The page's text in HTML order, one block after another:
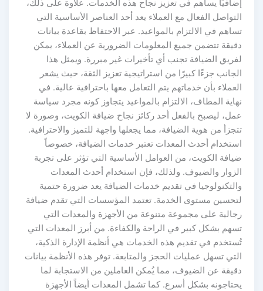
إضافيًا يساهم في تعزيز نجاح هذه الخدمات. علاوة على ذلك،
التواصل الفعال مع العملاء يعد أحد العناصر الأساسية التي
تساهم في الالتزام بالمواعيد. عبر الاحتفاظ بقاعدة بيانات
دقيقة تتضمن جميع المعلومات الضرورية عن العملاء، يمكن
لفريق الضيافة تجنب أي تأخيرات غير مبررة. ويمثل هذا
الجانب جزءًا كبيرًا من استراتيجية تعزيز الثقة، حيث يشعر
العملاء بأن خدماتهم يتم التعامل معها باحترافية عالية. في
نهاية المطاف، الالتزام بالمواعيد يتجاوز كونه مجرد سياسة
عمل، ليصبح بالفعل أحد ركائز نجاح ضيافة الكويت، وصورة لا
تتجزأ من هوية الضيافة، مما يجعلها واجهة للتميز والاحترافية.
استخدام أحدث المعدات تعتبر خدمات الضيافة، خصوصاً
ضيافة الكويت، من العوامل الأساسية التي تؤثر على تجربة
الزوار والضيوف. ولذلك، فإن استخدام أحدث المعدات
والتكنولوجيا في تقديم خدمات الضيافة يعد ضرورة حتمية
لتحسين مستوى الخدمة. تعتمد المؤسسات التي تقدم ضيافة
رجالية على مجموعة متنوعة من الأجهزة والمعدات التي
تسهم بشكل كبير في الراحة والكفاءة. من أبرز المعدات التي
تُستخدم في تقديم هذه الخدمات هي أنظمة الإدارة الذكية،
التي تسهل عمليات الحجز والمتابعة. توفر هذه الأنظمة بيانات
دقيقة عن الضيوف، مما يُمكن العاملين من الاستجابة لما
يحتاجونه بشكل أسرع. كما تشمل المعدات أيضاً الأجهزة